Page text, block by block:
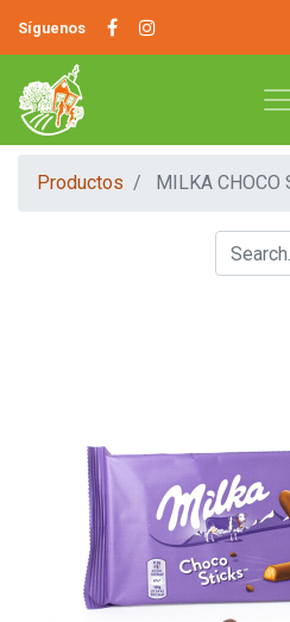
Síguenos
Productos MILKA CHOCO